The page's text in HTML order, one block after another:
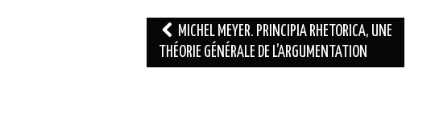
Post
navigation
MICHEL MEYER. PRINCIPIA RHETORICA, UNE
THÉORIE GÉNÉRALE DE L’ARGUMENTATION